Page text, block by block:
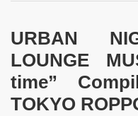
URBAN
LOUNGE
time”
TOKYO